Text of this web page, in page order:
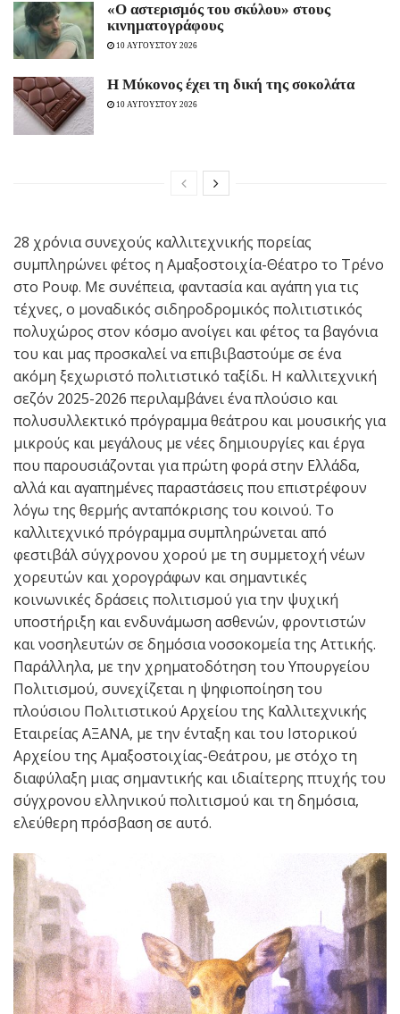
«Ο αστερισμός του σκύλου» στους
κινηματογράφους
10 ΑΥΓΟΥΣΤΟΥ 2026
Η Μύκονος έχει τη δική της σοκολάτα
10 ΑΥΓΟΥΣΤΟΥ 2026
28 χρόνια συνεχούς καλλιτεχνικής πορείας
συμπληρώνει φέτος η Αμαξοστοιχία-Θέατρο το Τρένο
στο Ρουφ. Με συνέπεια, φαντασία και αγάπη για τις
τέχνες, ο μοναδικός σιδηροδρομικός πολιτιστικός
πολυχώρος στον κόσμο ανοίγει και φέτος τα βαγόνια
του και μας προσκαλεί να επιβιβαστούμε σε ένα
ακόμη ξεχωριστό πολιτιστικό ταξίδι. Η καλλιτεχνική
σεζόν 2025-2026 περιλαμβάνει ένα πλούσιο και
πολυσυλλεκτικό πρόγραμμα θεάτρου και μουσικής για
μικρούς και μεγάλους με νέες δημιουργίες και έργα
που παρουσιάζονται για πρώτη φορά στην Ελλάδα,
αλλά και αγαπημένες παραστάσεις που επιστρέφουν
λόγω της θερμής ανταπόκρισης του κοινού. Το
καλλιτεχνικό πρόγραμμα συμπληρώνεται από
φεστιβάλ σύγχρονου χορού με τη συμμετοχή νέων
χορευτών και χορογράφων και σημαντικές
κοινωνικές δράσεις πολιτισμού για την ψυχική
υποστήριξη και ενδυνάμωση ασθενών, φροντιστών
και νοσηλευτών σε δημόσια νοσοκομεία της Αττικής.
Παράλληλα, με την χρηματοδότηση του Υπουργείου
Πολιτισμού, συνεχίζεται η ψηφιοποίηση του
πλούσιου Πολιτιστικού Αρχείου της Καλλιτεχνικής
Εταιρείας ΑΞΑΝΑ, με την ένταξη και του Ιστορικού
Αρχείου της Αμαξοστοιχίας-Θεάτρου, με στόχο τη
διαφύλαξη μιας σημαντικής και ιδιαίτερης πτυχής του
σύγχρονου ελληνικού πολιτισμού και τη δημόσια,
ελεύθερη πρόσβαση σε αυτό.